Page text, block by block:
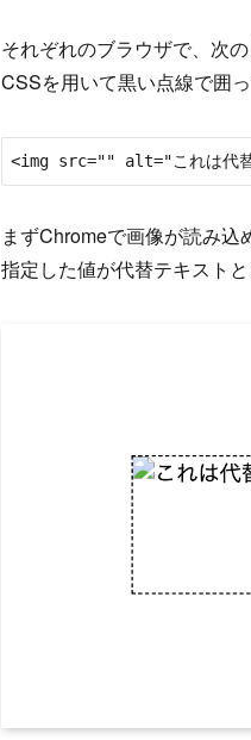
それぞれのブラウザで、次
CSSを用いて黒い点線で囲っ
<img src="" alt="これは代
まずChromeで画像が読み
指定した値が代替テキストと